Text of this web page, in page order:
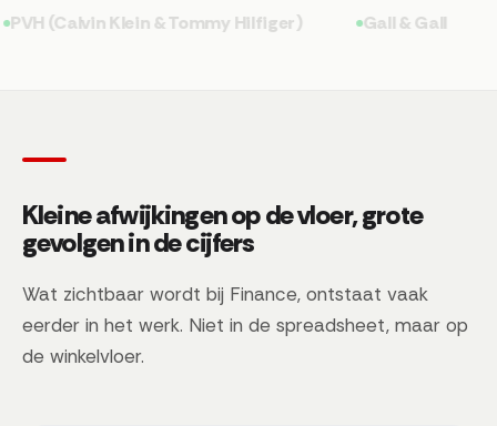
(Calvin Klein & Tommy Hilfiger) Gall & Gall
Kleine afwijkingen op de vloer, grote
gevolgen in de cijfers
Wat zichtbaar wordt bij Finance, ontstaat vaak
eerder in het werk. Niet in de spreadsheet, maar op
de winkelvloer.